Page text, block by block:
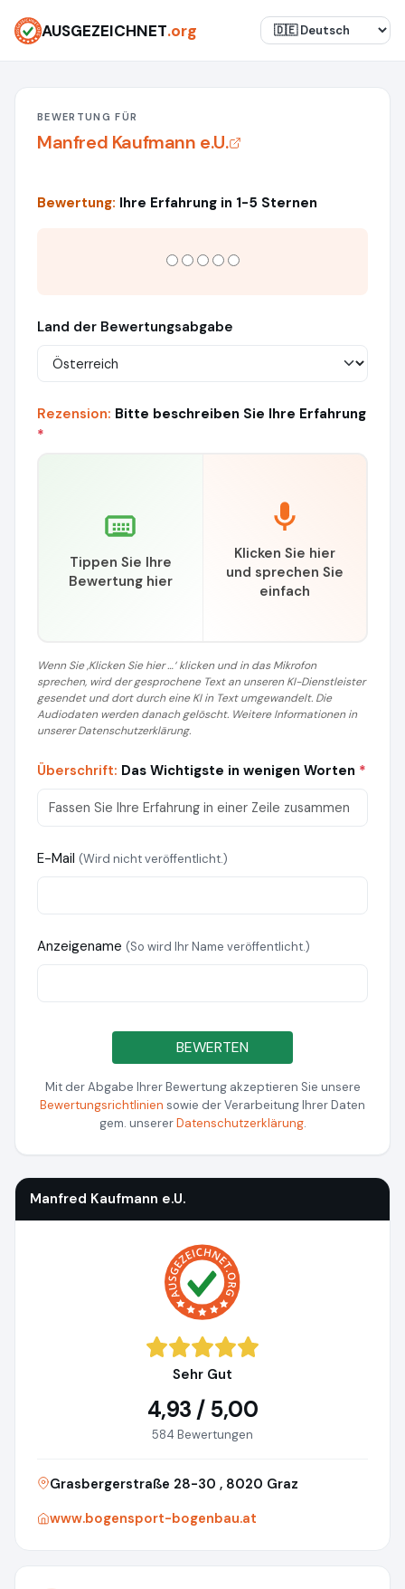
AUSGEZEICHNET.org
BEWERTUNG FÜR
Manfred Kaufmann e.U.
Bewertung: Ihre Erfahrung in 1-5 Sternen
Land der Bewertungsabgabe
Rezension: Bitte beschreiben Sie Ihre Erfahrung
*
Tippen Sie Ihre
Bewertung hier
Klicken Sie hier
und sprechen Sie
einfach
Wenn Sie ‚Klicken Sie hier …‘ klicken und in das Mikrofon
sprechen, wird der gesprochene Text an unseren KI-Dienstleister
gesendet und dort durch eine KI in Text umgewandelt. Die
Audiodaten werden danach gelöscht. Weitere Informationen in
unserer Datenschutzerklärung.
Überschrift: Das Wichtigste in wenigen Worten *
E-Mail (Wird nicht veröffentlicht.)
Anzeigename (So wird Ihr Name veröffentlicht.)
BEWERTEN
Mit der Abgabe Ihrer Bewertung akzeptieren Sie unsere
Bewertungsrichtlinien sowie der Verarbeitung Ihrer Daten
gem. unsererDatenschutzerklärung.
Manfred Kaufmann e.U.
Sehr Gut
4,93 / 5,00
584 Bewertungen
Grasbergerstraße 28-30 , 8020 Graz
www.bogensport-bogenbau.at